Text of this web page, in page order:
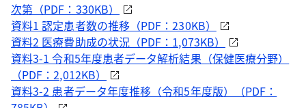
次第（PDF：330KB）
資料1 認定患者数の推移（PDF：230KB）
資料2 医療費助成の状況（PDF：1,073KB）
資料3-1 令和5年度患者データ解析結果（保健医療分野）
（PDF：2,012KB）
資料3-2 患者データ年度推移（令和5年度版）（PDF：